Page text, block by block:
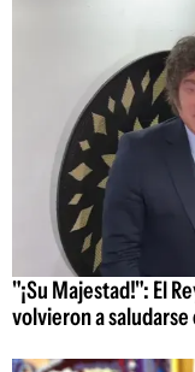
"¡Su Majestad!": El
volvieron a